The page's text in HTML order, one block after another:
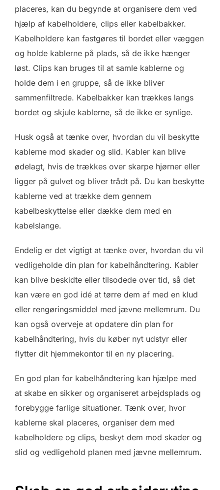
placeres, kan du begynde at organisere dem ved
hjælp af kabelholdere, clips eller kabelbakker.
Kabelholdere kan fastgøres til bordet eller væggen
og holde kablerne på plads, så de ikke hænger
løst. Clips kan bruges til at samle kablerne og
holde dem i en gruppe, så de ikke bliver
sammenfiltrede. Kabelbakker kan trækkes langs
bordet og skjule kablerne, så de ikke er synlige.
Husk også at tænke over, hvordan du vil beskytte
kablerne mod skader og slid. Kabler kan blive
ødelagt, hvis de trækkes over skarpe hjørner eller
ligger på gulvet og bliver trådt på. Du kan beskytte
kablerne ved at trække dem gennem
kabelbeskyttelse eller dække dem med en
kabelslange.
Endelig er det vigtigt at tænke over, hvordan du vil
vedligeholde din plan for kabelhåndtering. Kabler
kan blive beskidte eller tilsodede over tid, så det
kan være en god idé at tørre dem af med en klud
eller rengøringsmiddel med jævne mellemrum. Du
kan også overveje at opdatere din plan for
kabelhåndtering, hvis du køber nyt udstyr eller
flytter dit hjemmekontor til en ny placering.
En god plan for kabelhåndtering kan hjælpe med
at skabe en sikker og organiseret arbejdsplads og
forebygge farlige situationer. Tænk over, hvor
kablerne skal placeres, organiser dem med
kabelholdere og clips, beskyt dem mod skader og
slid og vedligehold planen med jævne mellemrum.